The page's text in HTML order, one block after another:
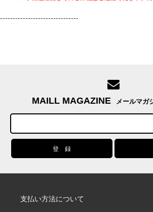
-------------------------------
MAILL MAGAZINE メールマガ
支払い方法について